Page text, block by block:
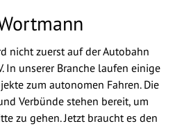
nicht zuerst auf der Autobahn
In unserer Branche laufen einige
zum autonomen Fahren. Die
Verbünde stehen bereit, um
zu gehen. Jetzt braucht es den